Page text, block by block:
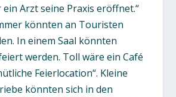
ein Arzt seine Praxis eröffnet.“
könnten an Touristen
In einem Saal könnten
werden. Toll wäre ein Café
Feierlocation“. Kleine
könnten sich in den